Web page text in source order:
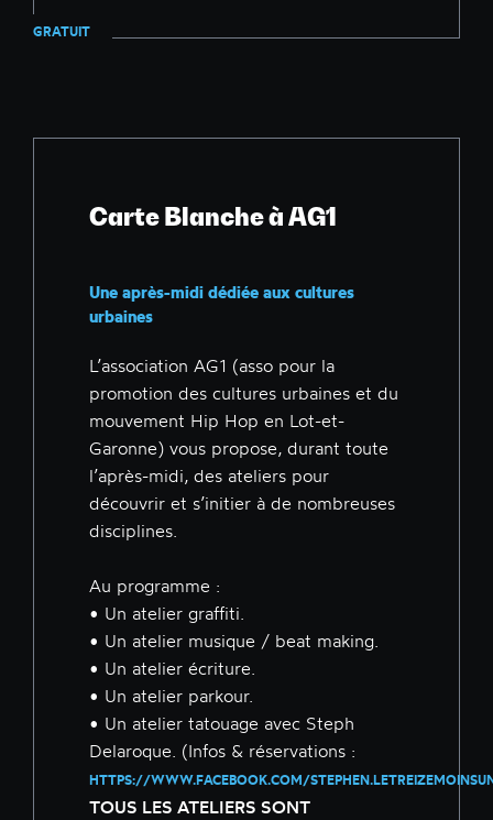
GRATUIT
Carte Blanche à AG1
Une après-midi dédiée aux cultures
urbaines
L’association AG1 (asso pour la
promotion des cultures urbaines et du
mouvement Hip Hop en Lot-et-
Garonne) vous propose, durant toute
l’après-midi, des ateliers pour
découvrir et s’initier à de nombreuses
disciplines.
Au programme :
• Un atelier graffiti.
• Un atelier musique / beat making.
• Un atelier écriture.
• Un atelier parkour.
• Un atelier tatouage avec Steph
Delaroque. (Infos & réservations :
HTTPS://WWW.FACEBOOK.COM/
TOUS LES ATELIERS SONT